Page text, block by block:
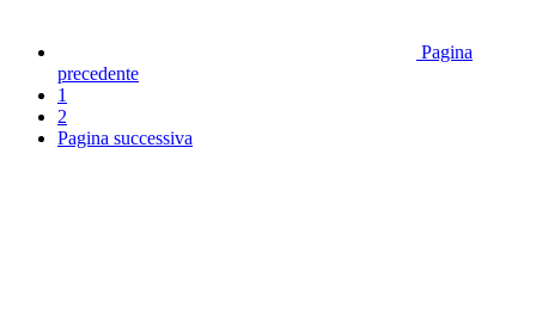
Pagina
precedente
1
2
Pagina successiva